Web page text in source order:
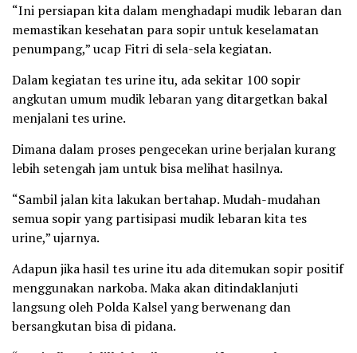
“Ini persiapan kita dalam menghadapi mudik lebaran dan
memastikan kesehatan para sopir untuk keselamatan
penumpang,” ucap Fitri di sela-sela kegiatan.
Dalam kegiatan tes urine itu, ada sekitar 100 sopir
angkutan umum mudik lebaran yang ditargetkan bakal
menjalani tes urine.
Dimana dalam proses pengecekan urine berjalan kurang
lebih setengah jam untuk bisa melihat hasilnya.
“Sambil jalan kita lakukan bertahap. Mudah-mudahan
semua sopir yang partisipasi mudik lebaran kita tes
urine,” ujarnya.
Adapun jika hasil tes urine itu ada ditemukan sopir positif
menggunakan narkoba. Maka akan ditindaklanjuti
langsung oleh Polda Kalsel yang berwenang dan
bersangkutan bisa di pidana.